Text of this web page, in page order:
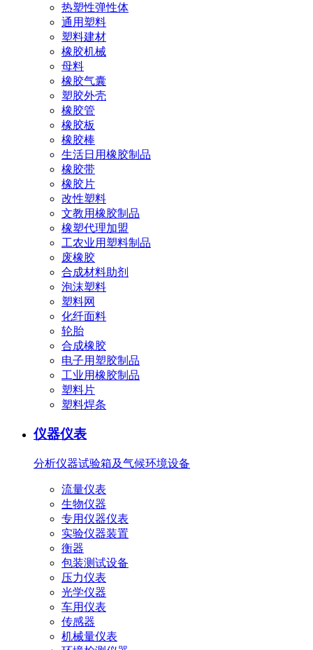
热塑性弹性体
通用塑料
塑料建材
橡胶机械
母料
橡胶气囊
塑胶外壳
橡胶管
橡胶板
橡胶棒
生活日用橡胶制品
橡胶带
橡胶片
改性塑料
文教用橡胶制品
橡塑代理加盟
工农业用塑料制品
废橡胶
合成材料助剂
泡沫塑料
塑料网
化纤面料
轮胎
合成橡胶
电子用塑胶制品
工业用橡胶制品
塑料片
塑料焊条
仪器仪表
分析仪器试验箱及气候环境设备
流量仪表
生物仪器
专用仪器仪表
实验仪器装置
衡器
包装测试设备
压力仪表
光学仪器
车用仪表
传感器
机械量仪表